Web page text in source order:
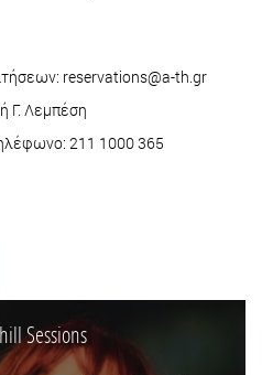
reservations@a-th.gr
Γ. Λεμπέση
211 1000 365
Sessions